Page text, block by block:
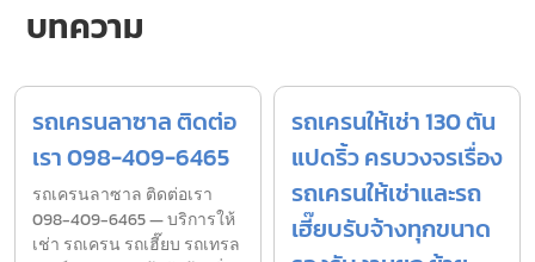
บทความ
รถเครนลาซาล ติดต่อ
เรา 098-409-6465
รถเครนลาซาล ติดต่อเรา
098-409-6465 — บริการให้
เช่า รถเครน รถเฮี๊ยบ รถเทรล
รถเครนให้เช่า 130 ตัน
แปดริ้ว ครบวงจรเรื่อง
รถเครนให้เช่าและรถ
เฮี๊ยบรับจ้างทุกขนาด